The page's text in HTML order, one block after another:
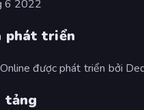
6 2022
phát triển
được phát triển bởi
tảng